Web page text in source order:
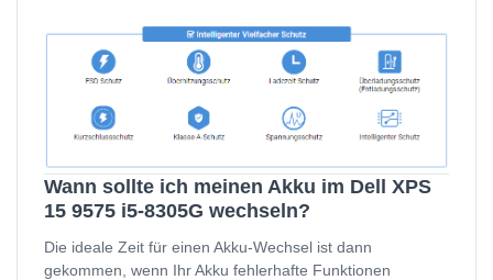
Wann sollte ich meinen Akku im Dell XPS
15 9575 i5-8305G wechseln?
Die ideale Zeit für einen Akku-Wechsel ist dann
gekommen, wenn Ihr Akku fehlerhafte Funktionen